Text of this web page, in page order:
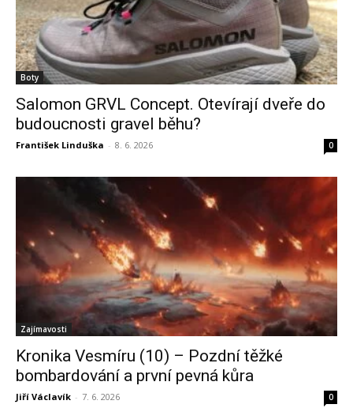
Boty
Salomon GRVL Concept. Otevírají dveře do
budoucnosti gravel běhu?
František Linduška - 8. 6. 2026 0
Zajímavosti
Kronika Vesmíru (10) – Pozdní těžké
bombardování a první pevná kůra
Jiří Václavík - 7. 6. 2026 0